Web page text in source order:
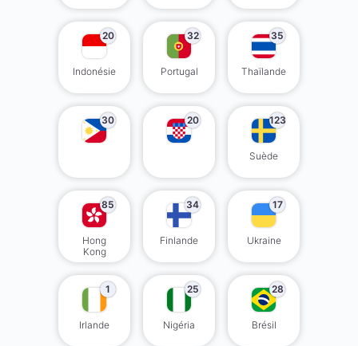
20
Indonésie
32
Portugal
35
Thaïlande
30 20 123
Suède
85
Hong
Kong
34
Finlande
17
Ukraine
1
Irlande
25
Nigéria
28
Brésil